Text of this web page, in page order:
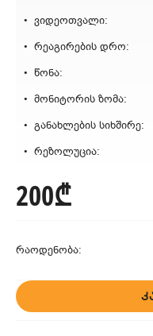
ვიდეოთვალი:
რეაგირების დრო:
წონა:
მონიტორის ზომა:
განახლების სიხშირე:
რეზოლუცია:
200₾
რაოდენობა: